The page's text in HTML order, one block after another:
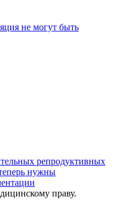
не могут быть
репродуктивных
нужны
праву.